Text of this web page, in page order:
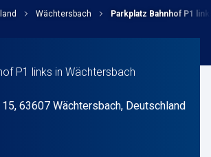
Wächtersbach Parkplatz Bahnhof P1
P1 links in Wächtersbach
63607 Wächtersbach, Deutschland